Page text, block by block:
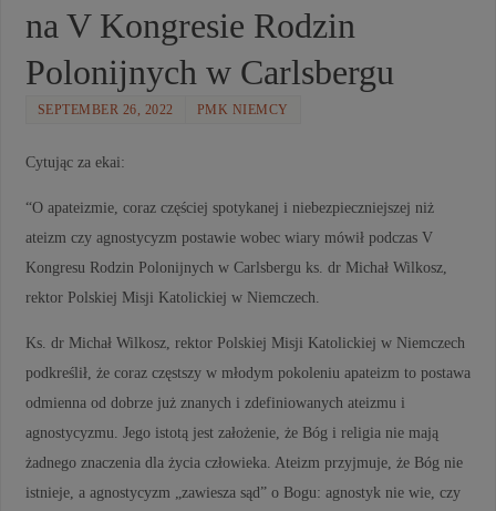
na V Kongresie Rodzin
Polonijnych w Carlsbergu
SEPTEMBER 26, 2022 PMK NIEMCY
Cytując za ekai:
“O apateizmie, coraz częściej spotykanej i niebezpieczniejszej niż
ateizm czy agnostycyzm postawie wobec wiary mówił podczas V
Kongresu Rodzin Polonijnych w Carlsbergu ks. dr Michał Wilkosz,
rektor Polskiej Misji Katolickiej w Niemczech.
Ks. dr Michał Wilkosz, rektor Polskiej Misji Katolickiej w Niemczech
podkreślił, że coraz częstszy w młodym pokoleniu apateizm to postawa
odmienna od dobrze już znanych i zdefiniowanych ateizmu i
agnostycyzmu. Jego istotą jest założenie, że Bóg i religia nie mają
żadnego znaczenia dla życia człowieka. Ateizm przyjmuje, że Bóg nie
istnieje, a agnostycyzm „zawiesza sąd” o Bogu: agnostyk nie wie, czy